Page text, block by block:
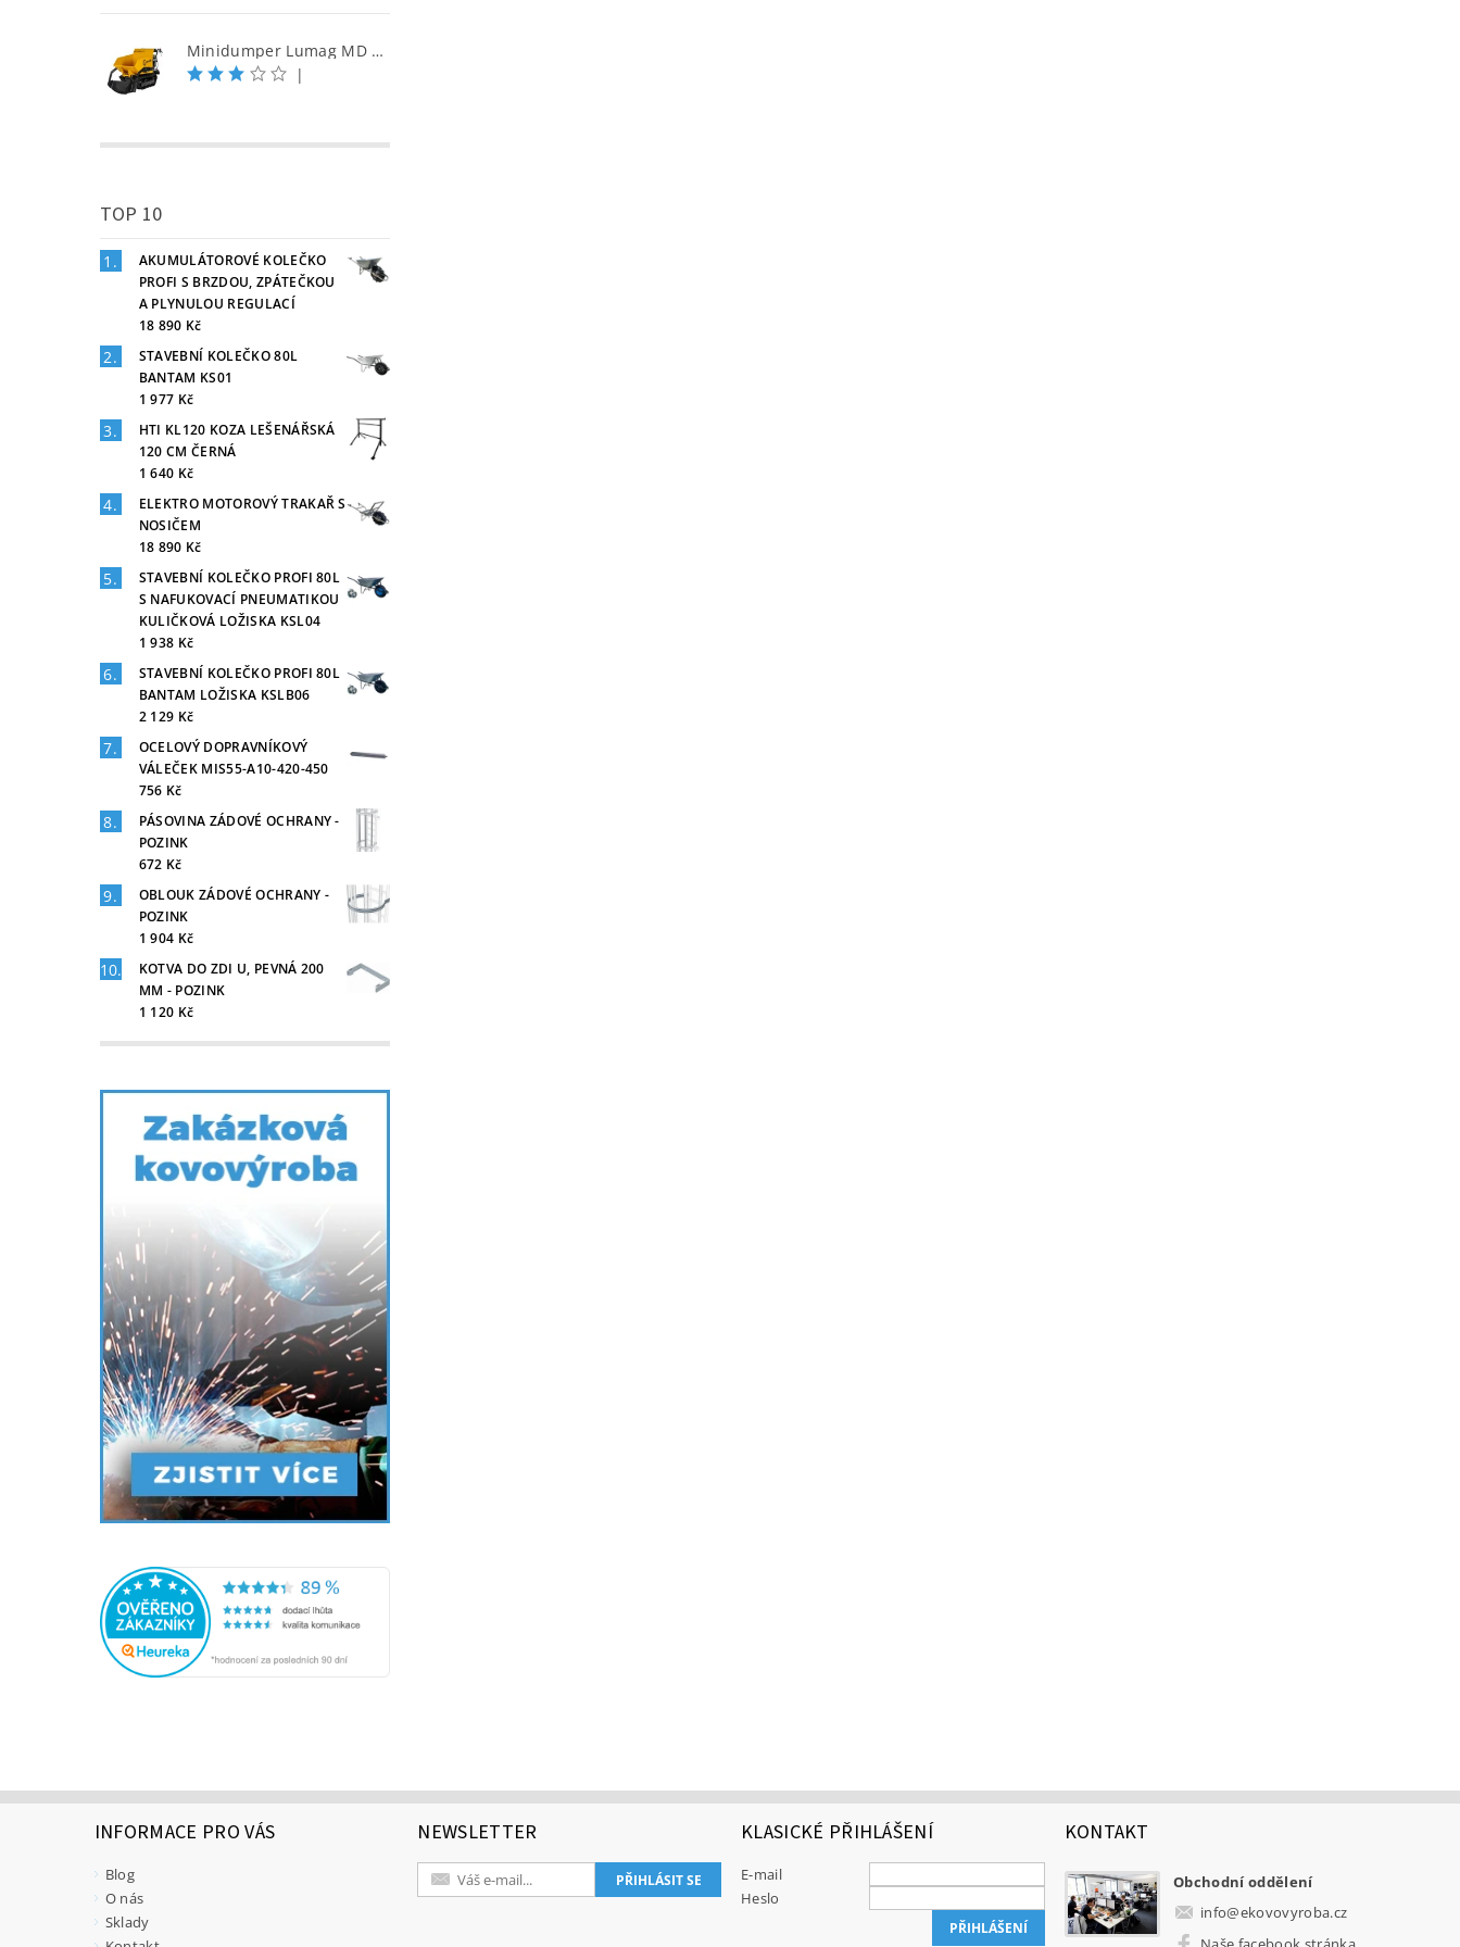
Minidumper Lumag MD 500H-PRO S samonakládací minidumper
|
TOP 10
AKUMULÁTOROVÉ KOLEČKO
PROFI S BRZDOU, ZPÁTEČKOU
A PLYNULOU REGULACÍ
18 890 Kč
STAVEBNÍ KOLEČKO 80L
BANTAM KS01
1 977 Kč
HTI KL120 KOZA LEŠENÁŘSKÁ
120 CM ČERNÁ
1 640 Kč
ELEKTRO MOTOROVÝ TRAKAŘ S
NOSIČEM
18 890 Kč
STAVEBNÍ KOLEČKO PROFI 80L
S NAFUKOVACÍ PNEUMATIKOU
KULIČKOVÁ LOŽISKA KSL04
1 938 Kč
STAVEBNÍ KOLEČKO PROFI 80L
BANTAM LOŽISKA KSLB06
2 129 Kč
OCELOVÝ DOPRAVNÍKOVÝ
VÁLEČEK MIS55-A10-420-450
756 Kč
PÁSOVINA ZÁDOVÉ OCHRANY -
POZINK
672 Kč
OBLOUK ZÁDOVÉ OCHRANY -
POZINK
1 904 Kč
KOTVA DO ZDI U, PEVNÁ 200
MM - POZINK
1 120 Kč
INFORMACE PRO VÁS
Blog
O nás
Sklady
NEWSLETTER KLASICKÉ PŘIHLÁŠENÍ
E-mail
Heslo
KONTAKT
Obchodní oddělení
info@ekovovyroba.cz